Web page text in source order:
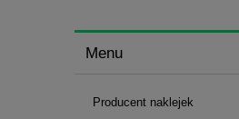
Menu
Producent naklejek